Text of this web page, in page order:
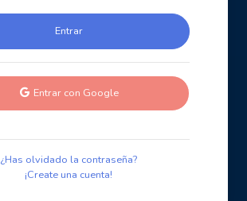
Entrar con Google
¿Has olvidado la contraseña?
¡Create una cuenta!